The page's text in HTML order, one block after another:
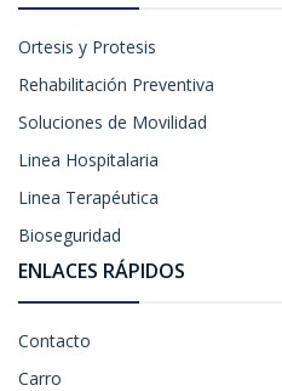
Ortesis y Protesis
Rehabilitación Preventiva
Soluciones de Movilidad
Linea Hospitalaria
Linea Terapéutica
Bioseguridad
ENLACES RÁPIDOS
Contacto
Carro